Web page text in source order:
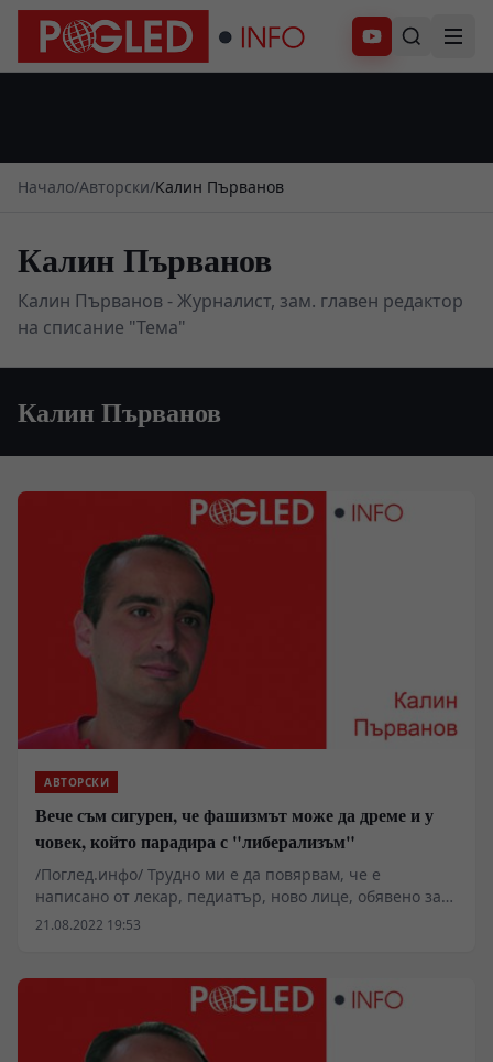
Абонирай се
Начало/Авторски/Калин Първанов
Калин Първанов
Калин Първанов - Журналист, зам. главен редактор
на списание "Тема"
Калин Първанов
АВТОРСКИ
Вече съм сигурен, че фашизмът може да дреме и у
човек, който парадира с "либерализъм"
/Поглед.инфо/ Трудно ми е да повярвам, че е
написано от лекар, педиатър, ново лице, обявено за
"свеж полъх" в българската политика. Защото съм
са го преживели). Съответно не би трябвало да има и
по-тежък грях от това да злорадстваш, че на някого се
е случило. А ако наистина си умен, не би трябвало да
го правиш най-малкото от страх, че и ти имаш (или
21.08.2022 19:53